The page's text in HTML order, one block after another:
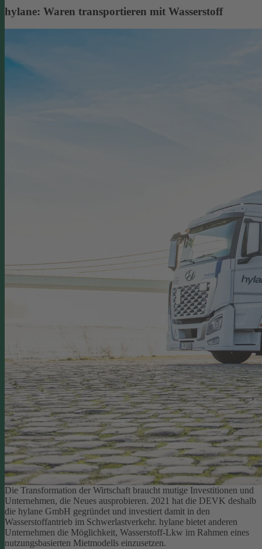
hylane: Waren transportieren mit Wasserstoff
Die Transformation der Wirtschaft braucht mutige Investitionen und
Unternehmen, die Neues ausprobieren. 2021 hat die DEVK deshalb
die hylane GmbH gegründet und investiert damit in den
Wasserstoffantrieb im Schwerlastverkehr. hylane bietet anderen
Unternehmen die Möglichkeit, Wasserstoff-Lkw im Rahmen eines
nutzungsbasierten Mietmodells einzusetzen.